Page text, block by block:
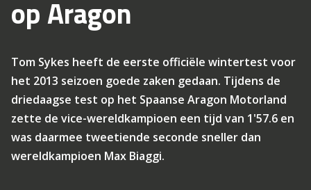
op Aragon
Tom Sykes heeft de eerste officiële wintertest voor
het 2013 seizoen goede zaken gedaan. Tijdens de
driedaagse test op het Spaanse Aragon Motorland
zette de vice-wereldkampioen een tijd van 1'57.6 en
was daarmee tweetiende seconde sneller dan
wereldkampioen Max Biaggi.